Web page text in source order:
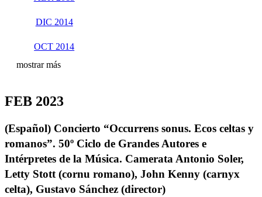
DIC 2014
OCT 2014
mostrar más
FEB 2023
(Español) Concierto “Occurrens sonus. Ecos celtas y
romanos”. 50º Ciclo de Grandes Autores e
Intérpretes de la Música. Camerata Antonio Soler,
Letty Stott (cornu romano), John Kenny (carnyx
celta), Gustavo Sánchez (director)